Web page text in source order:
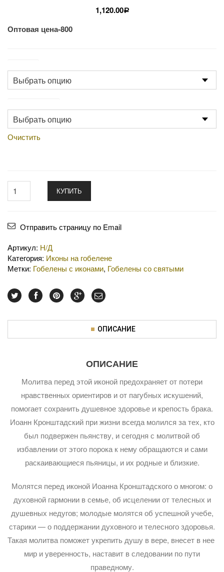
1,120.00Р
Оптовая цена-800
Очистить
КУПИТЬ
Отправить страницу по Email
Артикул: Н/Д
Категория: Иконы на гобелене
Метки: Гобелены с иконами, Гобелены со святыми
ОПИСАНИЕ
ОПИСАНИЕ
Молитва перед этой иконой предохраняет от потери
нравственных ориентиров и от пагубных искушений,
помогает сохранить душевное здоровье и крепость брака.
Иоанн Кронштадский при жизни всегда молился за тех, кто
был подвержен пьянству, и сегодня с молитвой об
избавлении от этого порока к нему обращаются и сами
раскаивающиеся пьяницы, и их родные и близкие.
Молятся перед иконой Иоанна Кронштадского о многом: о
духовной гармонии в семье, об исцелении от телесных и
душевных недугов; молодые молятся об успешной учебе,
старики — о поддержании духовного и телесного здоровья.
Такая молитва поможет укрепить душу в вере, внесет в нее
мир и уверенность, наставит в следовании по пути
праведному.